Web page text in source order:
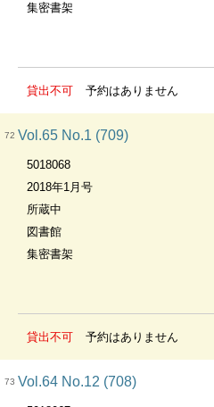
集密書架
貸出不可 予約はありません
72 Vol.65 No.1 (709)
5018068
2018年1月号
所蔵中
図書館
集密書架
貸出不可 予約はありません
73 Vol.64 No.12 (708)